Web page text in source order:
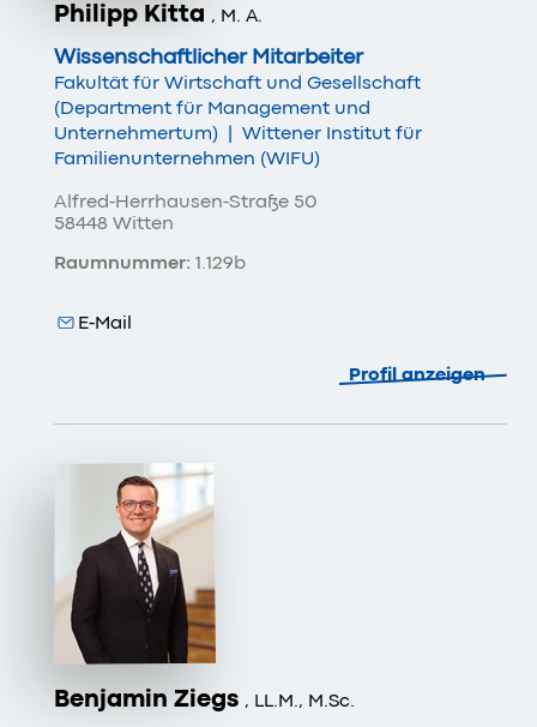
Philipp Kitta , M. A.
Wissenschaftlicher Mitarbeiter
Fakultät für Wirtschaft und Gesellschaft
(Department für Management und
Unternehmertum) | Wittener Institut für
Familienunternehmen (WIFU)
E-Mail
Alfred-Herrhausen-Straße 50
58448 Witten
Raumnummer: 1.129b
Profil anzeigen
Benjamin Ziegs , LL.M., M.Sc.